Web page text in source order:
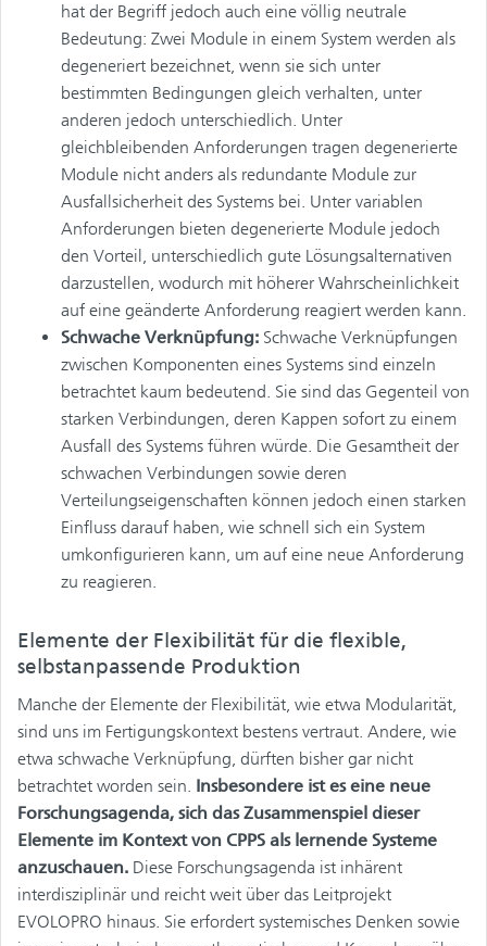
hat der Begriff jedoch auch eine völlig neutrale
Bedeutung: Zwei Module in einem System werden als
degeneriert bezeichnet, wenn sie sich unter
bestimmten Bedingungen gleich verhalten, unter
anderen jedoch unterschiedlich. Unter
gleichbleibenden Anforderungen tragen degenerierte
Module nicht anders als redundante Module zur
Ausfallsicherheit des Systems bei. Unter variablen
Anforderungen bieten degenerierte Module jedoch
den Vorteil, unterschiedlich gute Lösungsalternativen
darzustellen, wodurch mit höherer Wahrscheinlichkeit
auf eine geänderte Anforderung reagiert werden kann.
Schwache Verknüpfung: Schwache Verknüpfungen
zwischen Komponenten eines Systems sind einzeln
betrachtet kaum bedeutend. Sie sind das Gegenteil von
starken Verbindungen, deren Kappen sofort zu einem
Ausfall des Systems führen würde. Die Gesamtheit der
schwachen Verbindungen sowie deren
Verteilungseigenschaften können jedoch einen starken
Einfluss darauf haben, wie schnell sich ein System
umkonfigurieren kann, um auf eine neue Anforderung
zu reagieren.
Elemente der Flexibilität für die flexible,
selbstanpassende Produktion
Manche der Elemente der Flexibilität, wie etwa Modularität,
sind uns im Fertigungskontext bestens vertraut. Andere, wie
etwa schwache Verknüpfung, dürften bisher gar nicht
betrachtet worden sein. Insbesondere ist es eine neue
Forschungsagenda, sich das Zusammenspiel dieser
Elemente im Kontext von CPPS als lernende Systeme
anzuschauen. Diese Forschungsagenda ist inhärent
interdisziplinär und reicht weit über das Leitprojekt
EVOLOPRO hinaus. Sie erfordert systemisches Denken sowie